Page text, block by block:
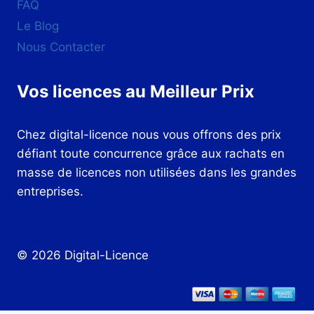
FAQ
Le Blog
Nous Contacter
Vos licences au Meilleur Prix
Chez digital-licence nous vous offrons des prix
défiant toute concurrence grâce aux rachats en
masse de licences non utilisées dans les grandes
entreprises.
© 2026 Digital-Licence